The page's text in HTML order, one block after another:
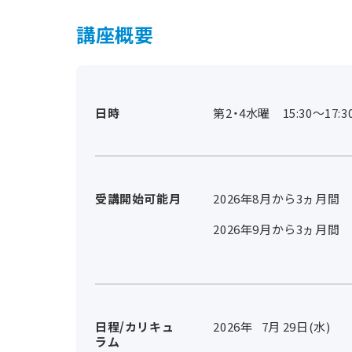
講座概要
日時 第2・4水曜 15:30～
受講開始可能月
2026年8月から3ヵ月間
2026年9月から3ヵ月間
日程/カリキュ
ラム
2026年 7月 29日(水)